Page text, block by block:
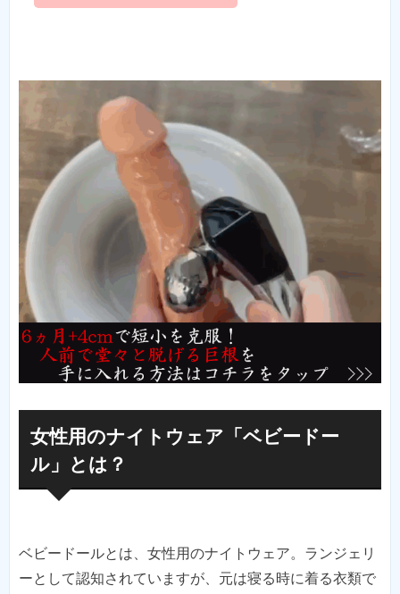
女性用のナイトウェア「ベビードー
ル」とは？
ベビードールとは、女性用のナイトウェア。ランジェリ
ーとして認知されていますが、元は寝る時に着る衣類で